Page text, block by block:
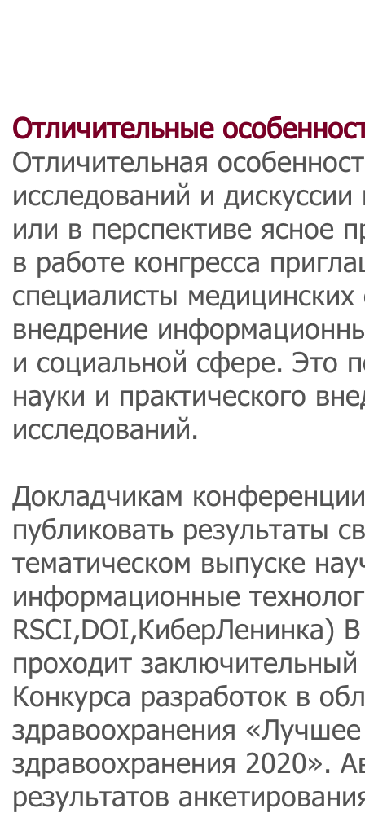
Отличительные
Отличительная
исследований и
или в перспективе ясное
в работе конгресса
специалисты
внедрение
и социальной сфере. Это
науки и практического
исследований.
Докладчикам
публиковать результаты
тематическом выпуске
информационные
RSCI,DOI,КиберЛенинка)
проходит
Конкурса разработок в
здравоохранения
здравоохранения 2020».
результатов